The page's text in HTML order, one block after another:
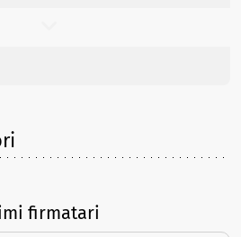
firmatari